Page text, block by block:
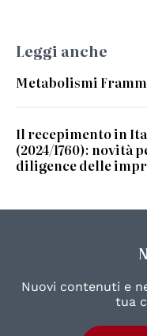
Leggi anche
Metabolismi
Il recepimento in
(2024/1760): novità
diligence delle
Nuovi contenuti e
tua